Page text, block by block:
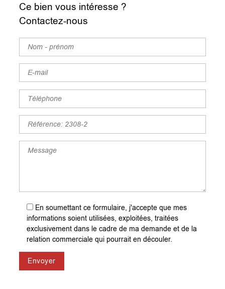
Ce bien vous intéresse ?
Contactez-nous
En soumettant ce formulaire, j'accepte que mes
informations soient utilisées, exploitées, traitées
exclusivement dans le cadre de ma demande et de la
relation commerciale qui pourrait en découler.
Envoyer